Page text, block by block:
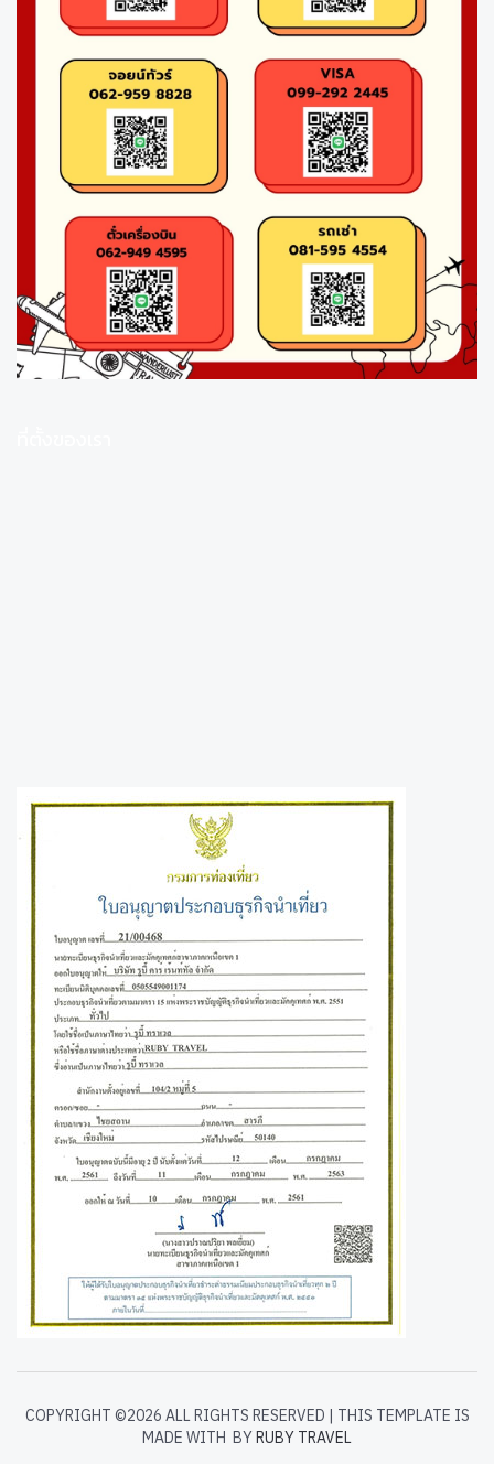
COPYRIGHT ©2026 ALL RIGHTS RESERVED | THIS TEMPLATE IS
MADE WITH BYRUBY TRAVEL